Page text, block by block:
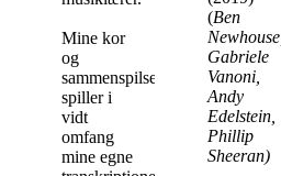
Mine kor
og
sammenspilselever
spiller i
vidt
omfang
mine egne
(Ben
Newhouse,
Gabriele
Vanoni,
Andy
Edelstein,
Phillip
Sheeran)